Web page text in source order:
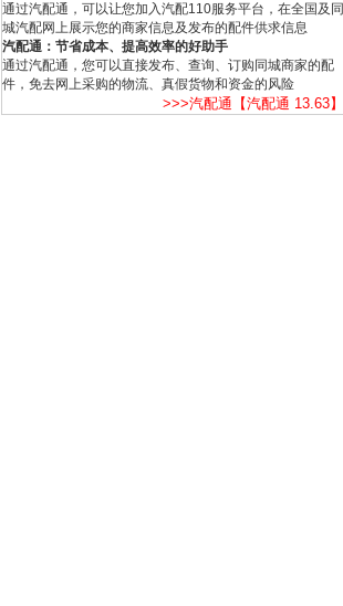
通过汽配通，可以让您加入汽配110服务平台，在全国及同
城汽配网上展示您的商家信息及发布的配件供求信息
汽配通：节省成本、提高效率的好助手
通过汽配通，您可以直接发布、查询、订购同城商家的配
件，免去网上采购的物流、真假货物和资金的风险
>>>汽配通【汽配通 13.63】